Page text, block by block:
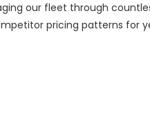
our fleet through
pricing patterns for